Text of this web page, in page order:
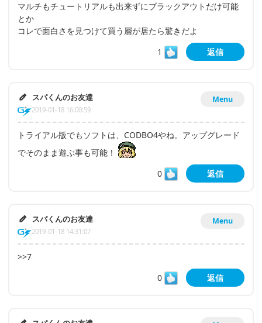
マルチもチュートリアルも出来ずにブラックアウトだけ可能
とか
コレで面白さを見つけて買う層が居たら驚きだよ
1
返信
Menu
スパくんのお友達
2019-01-18 16:00:59
トライアル版でもソフトは、CODBO4やね。アップグレード
でそのまま遊ぶ事も可能！
0
返信
Menu
スパくんのお友達
2019-01-18 14:31:07
>>7
0
返信